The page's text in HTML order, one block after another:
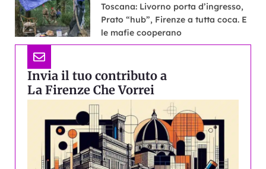
Toscana: Livorno porta d’ingresso,
Prato “hub”, Firenze a tutta coca. E
le mafie cooperano
Invia il tuo contributo a
La Firenze Che Vorrei